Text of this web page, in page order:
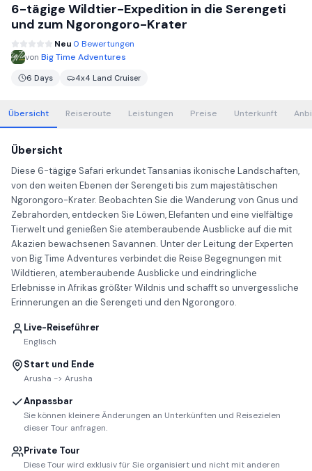
6-tägige Wildtier-Expedition in die Serengeti
und zum Ngorongoro-Krater
Neu 0 Bewertungen
von Big Time Adventures
6 Days 4x4 Land Cruiser
Übersicht Reiseroute Leistungen Preise Unterkunft
Übersicht
Diese 6-tägige Safari erkundet Tansanias ikonische Landschaften,
von den weiten Ebenen der Serengeti bis zum majestätischen
Ngorongoro-Krater. Beobachten Sie die Wanderung von Gnus und
Zebrahorden, entdecken Sie Löwen, Elefanten und eine vielfältige
Tierwelt und genießen Sie atemberaubende Ausblicke auf die mit
Akazien bewachsenen Savannen. Unter der Leitung der Experten
von Big Time Adventures verbindet die Reise Begegnungen mit
Wildtieren, atemberaubende Ausblicke und eindringliche
Erlebnisse in Afrikas größter Wildnis und schafft so unvergessliche
Erinnerungen an die Serengeti und den Ngorongoro.
Live-Reiseführer
Englisch
Start und Ende
Arusha -> Arusha
Anpassbar
Sie können kleinere Änderungen an Unterkünften und Reisezielen
dieser Tour anfragen.
Private Tour
Diese Tour wird exklusiv für Sie organisiert und nicht mit anderen